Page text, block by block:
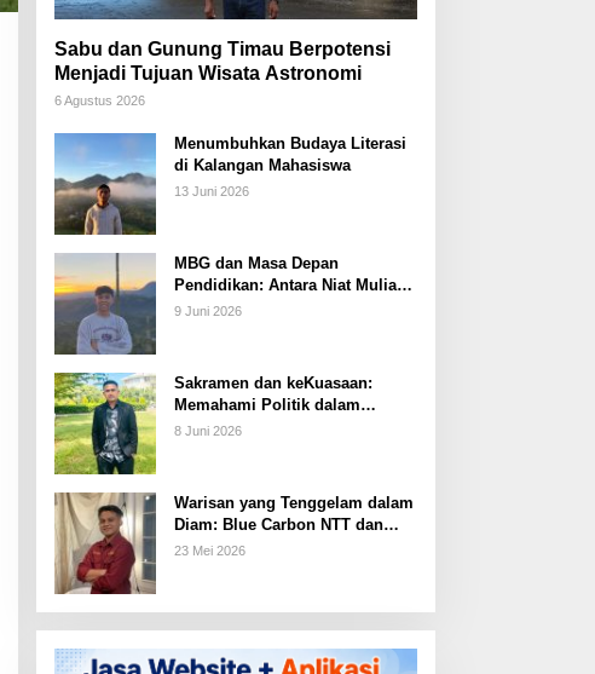
Sabu dan Gunung Timau Berpotensi
Menjadi Tujuan Wisata Astronomi
6 Agustus 2026
Menumbuhkan Budaya Literasi
di Kalangan Mahasiswa
13 Juni 2026
MBG dan Masa Depan
Pendidikan: Antara Niat Mulia
dan Tata Kelola yang Lemah
9 Juni 2026
Sakramen dan keKuasaan:
Memahami Politik dalam
Perspektif Sakramentologi
8 Juni 2026
Warisan yang Tenggelam dalam
Diam: Blue Carbon NTT dan
Janji Ekonomi yang Belum
23 Mei 2026